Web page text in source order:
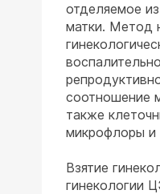
отделяемое
матки. Метод
соотношение
также
микрофлоры и
Взятие
гинекологии